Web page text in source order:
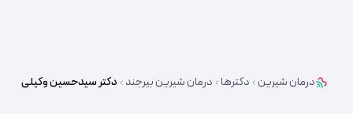
درمان شیرین دکترها درمان شیرینبیرجند دکترسیدحسین وکیلی